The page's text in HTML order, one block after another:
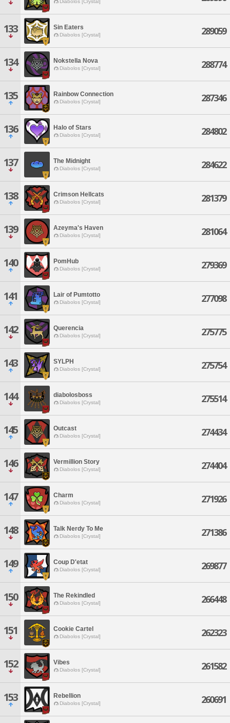
Diabolos [Crystal]
133 Sin Eaters
Diabolos [Crystal] 289059
134 Nokstella Nova
Diabolos [Crystal] 288774
135 Rainbow Connection
Diabolos [Crystal] 287346
136 Halo of Stars
Diabolos [Crystal] 284802
137 The Midnight
Diabolos [Crystal] 284622
138 Crimson Hellcats
Diabolos [Crystal] 281379
139 Azeyma's Haven
Diabolos [Crystal] 281064
140 PomHub
Diabolos [Crystal] 279369
141 Lair of Pumtotto
Diabolos [Crystal] 277098
142 Querencia
Diabolos [Crystal] 275775
143 SYLPH
Diabolos [Crystal] 275754
144 diabolosboss
Diabolos [Crystal] 275514
145 Outcast
Diabolos [Crystal] 274434
146 Vermillion Story
Diabolos [Crystal] 274404
147 Charm
Diabolos [Crystal] 271926
148 Talk Nerdy To Me
Diabolos [Crystal] 271386
149 Coup D'etat
Diabolos [Crystal] 269877
150 The Rekindled
Diabolos [Crystal] 266448
151 Cookie Cartel
Diabolos [Crystal] 262323
152 Vibes
Diabolos [Crystal] 261582
153 Rebellion
Diabolos [Crystal] 260691